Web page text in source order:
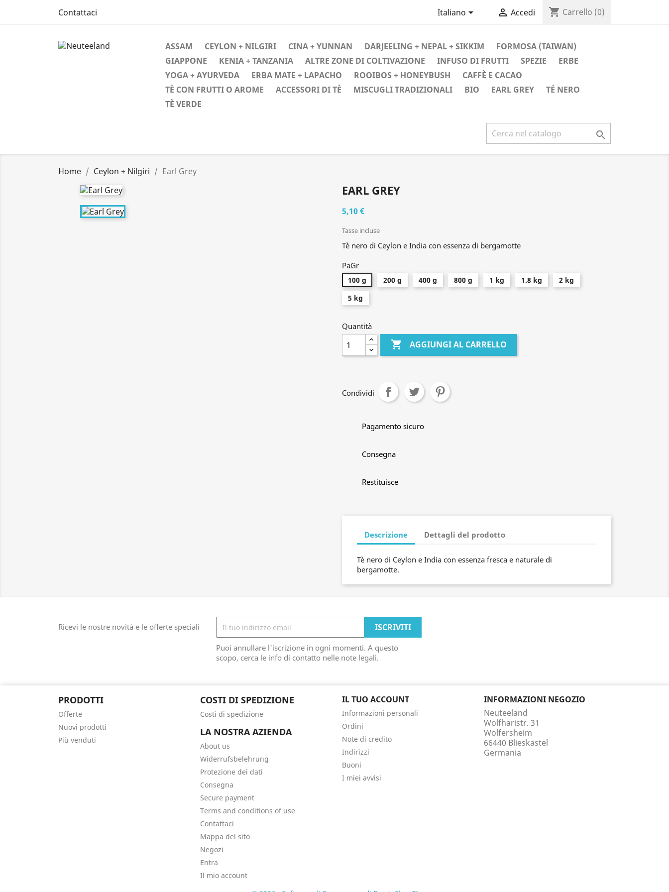
Contattaci Italiano  Accedi shopping_cart Carrello (0)
ASSAM CEYLON + NILGIRI CINA + YUNNAN DARJEELING + NEPAL + SIKKIM
FORMOSA (TAIWAN)
GIAPPONE
KENIA + TANZANIA ALTRE ZONE DI COLTIVAZIONE INFUSO DI FRUTTI SPEZIE
ERBE
YOGA + AYURVEDA
ERBA MATE + LAPACHO ROOIBOS + HONEYBUSH
CAFFÈ E CACAO
TÈ CON FRUTTI O AROME
ACCESSORI DI TÈ MISCUGLI TRADIZIONALI BIO EARL GREY
TÉ NERO
TÈ VERDE

Home Ceylon + Nilgiri Earl Grey
EARL GREY
5,10 €
Tasse incluse
Tè nero di Ceylon e India con essenza di bergamotte
PaGr
100 g 200 g 400 g 800 g 1 kg 1.8 kg
2 kg
5 kg
Quantità
 AGGIUNGI AL CARRELLO
Condividi
Pagamento sicuro
Consegna
Restituisce
Descrizione Dettagli del prodotto
Tè nero di Ceylon e India con essenza fresca e naturale di
bergamotte.
Ricevi le nostre novità e le offerte speciali
Puoi annullare l'iscrizione in ogni momenti. A questo
scopo, cerca le info di contatto nelle note legali.
PRODOTTI
Offerte
Nuovi prodotti
Più venduti
COSTI DI SPEDIZIONE
Costi di spedizione
LA NOSTRA AZIENDA
About us
Widerrufsbelehrung
Protezione dei dati
Consegna
Secure payment
Terms and conditions of use
Contattaci
Mappa del sito
Negozi
Entra
Il mio account
IL TUO ACCOUNT
Informazioni personali
Ordini
Note di credito
Indirizzi
Buoni
I miei avvisi
INFORMAZIONI NEGOZIO
Neuteeland
Wolfharistr. 31
Wolfersheim
66440 Blieskastel
Germania